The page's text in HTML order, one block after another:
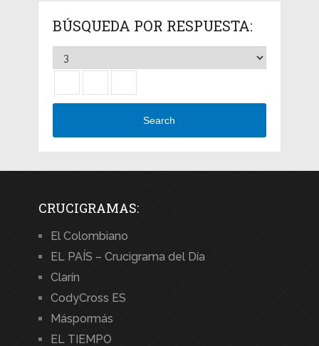
BÚSQUEDA POR RESPUESTA:
Search
CRUCIGRAMAS:
El Colombiano
EL PAÍS – Crucigrama del Día
Clarín
CodyCross ES
Máspormás
EL TIEMPO